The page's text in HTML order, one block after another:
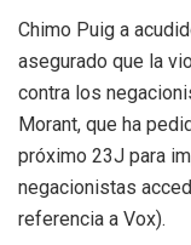
Chimo Puig a
asegurado que la
contra los
Morant, que ha
próximo 23J para
negacionistas
referencia a Vox).